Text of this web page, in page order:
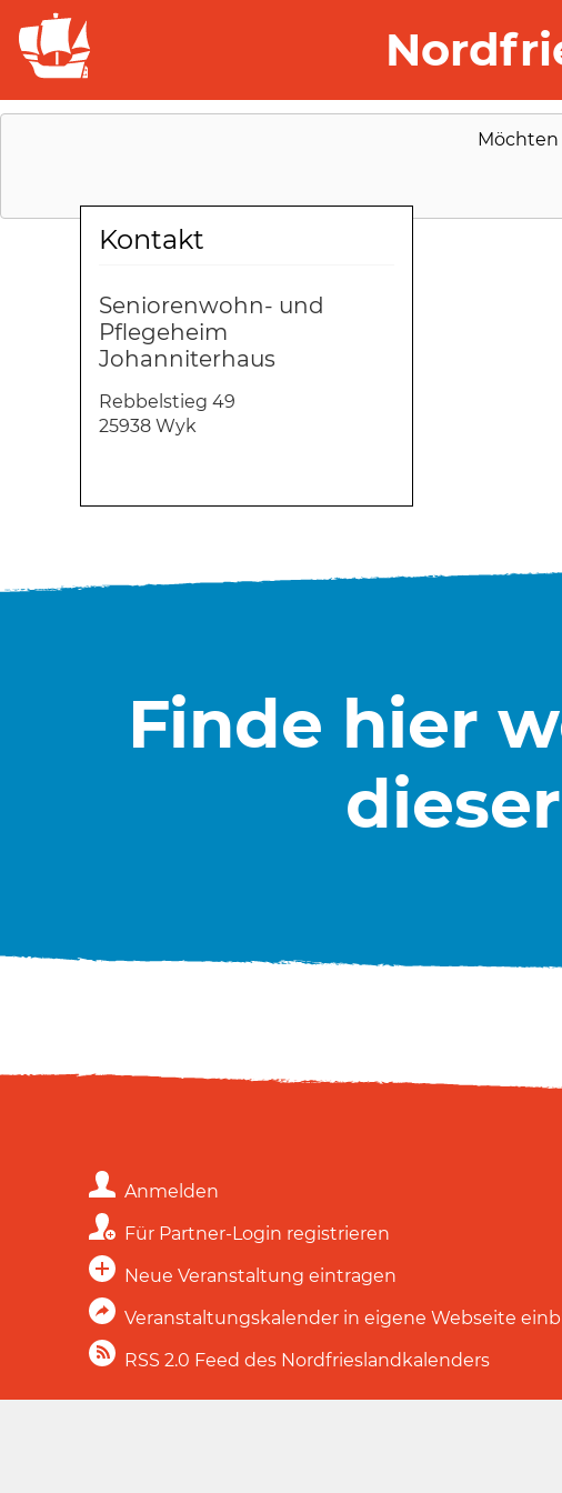
Möchten
Rebbelstieg 49
25938 Wyk
Seniorenwohn- und
Pflegeheim
Johanniterhaus
Kontakt
Finde hier
Anmelden
Für Partner-Login registrieren
Neue Veranstaltung eintragen
Veranstaltungskalender in eigene Webseite
RSS 2.0 Feed des Nordfrieslandkalenders